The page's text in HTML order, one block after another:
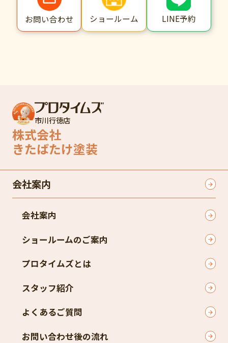
お問い合わせ ショールーム LINE予約
市川行徳店
株式会社
きたばたけ塗装
会社案内
会社案内
ショールームのご案内
プロタイムズとは
スタッフ紹介
よくあるご質問
お問い合わせ後の流れ